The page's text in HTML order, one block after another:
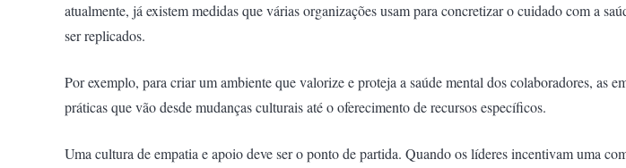
atualmente, já existem medidas que várias organizações usam para concretizar o cuidado com a
ser replicados.
Por exemplo, para criar um ambiente que valorize e proteja a saúde mental dos colaboradores, as
práticas que vão desde mudanças culturais até o oferecimento de recursos específicos.
Uma cultura de empatia e apoio deve ser o ponto de partida. Quando os líderes incentivam uma